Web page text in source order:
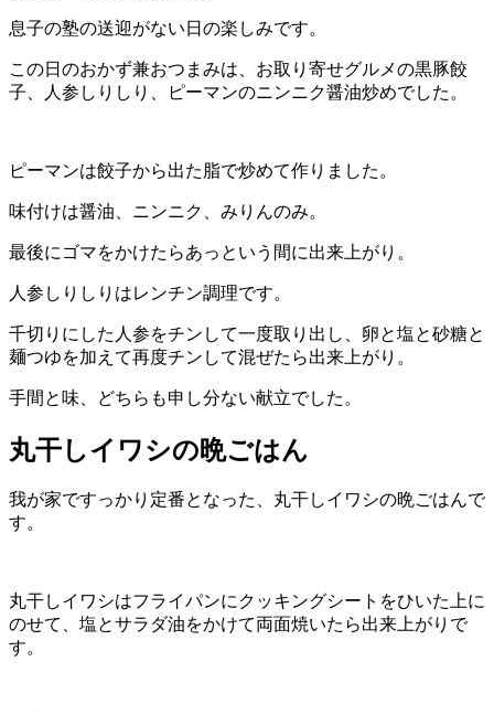
息子の塾の送迎がない日の楽しみです。
この日のおかず兼おつまみは、お取り寄せグルメの黒豚餃
子、人参しりしり、ピーマンのニンニク醤油炒めでした。
ピーマンは餃子から出た脂で炒めて作りました。
味付けは醤油、ニンニク、みりんのみ。
最後にゴマをかけたらあっという間に出来上がり。
人参しりしりはレンチン調理です。
千切りにした人参をチンして一度取り出し、卵と塩と砂糖と
麺つゆを加えて再度チンして混ぜたら出来上がり。
手間と味、どちらも申し分ない献立でした。
丸干しイワシの晩ごはん
我が家ですっかり定番となった、丸干しイワシの晩ごはんで
す。
丸干しイワシはフライパンにクッキングシートをひいた上に
のせて、塩とサラダ油をかけて両面焼いたら出来上がりで
す。